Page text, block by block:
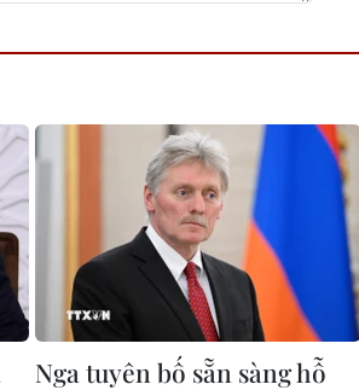
Nga tuyên bố sẵn sàng hỗ